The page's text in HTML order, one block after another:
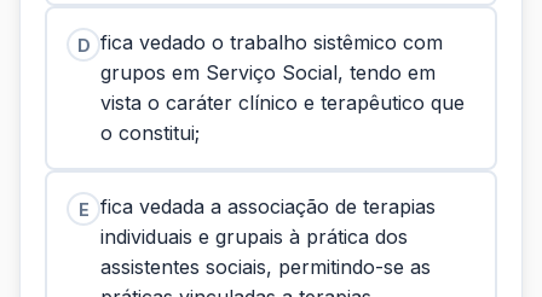
D fica vedado o trabalho sistêmico com
grupos em Serviço Social, tendo em
vista o caráter clínico e terapêutico que
o constitui;
E fica vedada a associação de terapias
individuais e grupais à prática dos
assistentes sociais, permitindo-se as